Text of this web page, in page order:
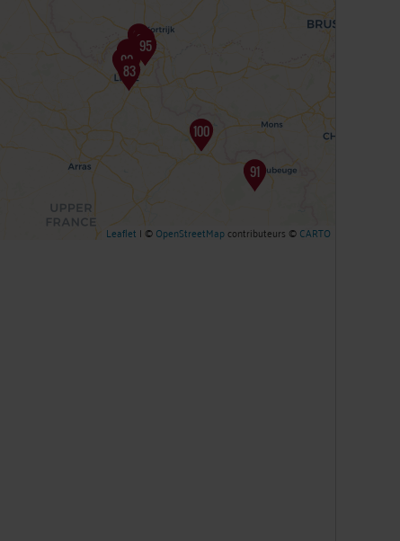
Leaflet | ©OpenStreetMapcontributeurs ©CARTO